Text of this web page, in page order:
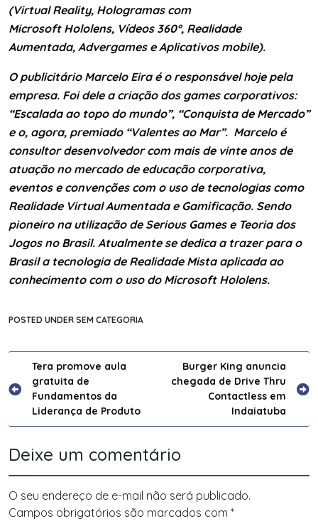
(Virtual Reality, Hologramas com
Microsoft Hololens, Vídeos 360°, Realidade
Aumentada, Advergames e Aplicativos mobile).
O publicitário Marcelo Eira é o responsável hoje pela
empresa. Foi dele a criação dos games corporativos:
“Escalada ao topo do mundo”, “Conquista de Mercado”
e o, agora, premiado “Valentes ao Mar”. Marcelo é
consultor desenvolvedor com mais de vinte anos de
atuação no mercado de educaçãocorporativa,
eventos e convenções com o uso de tecnologias como
Realidade Virtual Aumentada e Gamificação. Sendo
pioneiro na utilização de Serious Games e Teoria dos
Jogos no Brasil. Atualmente se dedica a trazer para o
Brasil a tecnologia de Realidade Mista aplicada ao
conhecimento com o uso do Microsoft Hololens.
POSTED UNDER SEM CATEGORIA
Navegação
de
Post
Tera promove aula
gratuita de
Fundamentos da
Liderança de Produto
Burger King anuncia
chegada de Drive Thru
Contactless em
Indaiatuba
Deixe um comentário
O seu endereço de e-mail não será publicado.
Campos obrigatórios são marcados com *